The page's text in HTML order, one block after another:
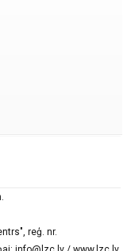
reģ. nr.